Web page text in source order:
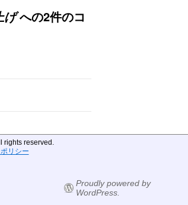
げへの2件のコ
rights reserved.
リシー
Proudly powered by
WordPress.